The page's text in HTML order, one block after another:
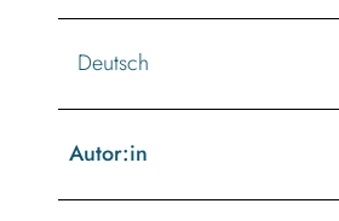
Deutsch
Autor:in